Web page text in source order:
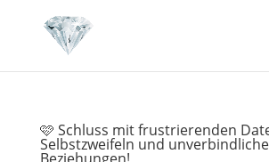
🩷 Schluss mit frustrierenden
Selbstzweifeln und